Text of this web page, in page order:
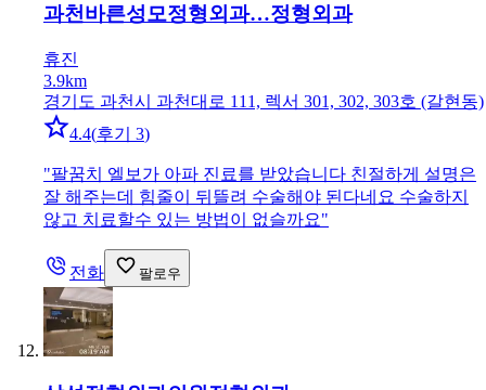
과천바른성모정형외과…정형외과
휴진
3.9km
경기도 과천시 과천대로 111, 렉서 301, 302, 303호 (갈현동)
4.4(후기 3)
"팔꿈치 엘보가 아파 진료를 받았습니다 친절하게 설명은
잘 해주는데 힘줄이 뒤뜰려 수술해야 된다네요 수술하지
않고 치료할수 있는 방법이 없슬까요"
전화 팔로우